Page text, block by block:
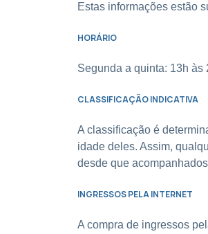
Estas informações estão
HORÁRIO
Segunda a quinta: 13h às
CLASSIFICAÇÃO INDICATIVA
A classificação é
idade deles. Assim,
desde que
INGRESSOS PELA INTERNET
A compra de ingressos